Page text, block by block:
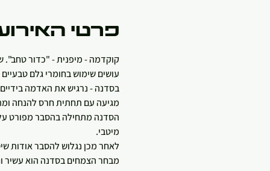
פרטי
קוקדמה - מיפנית - "כדור טחב".
עושים שימוש בחומרי גלם
מגיעה עם תחתית חרס להנחה
הסדנה מתחילה בהסבר מפורט על
מיטבי.
לאחר מכן נגלוש להסבר אודות שיטת
מבחר הצמחים בסדנה הוא עשיר